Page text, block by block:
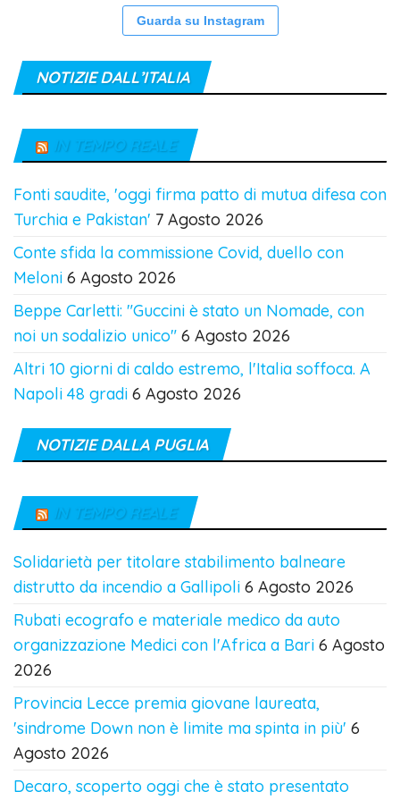
Guarda su Instagram
NOTIZIE DALL’ITALIA
IN TEMPO REALE
Fonti saudite, 'oggi firma patto di mutua difesa con
Turchia e Pakistan' 7 Agosto 2026
Conte sfida la commissione Covid, duello con
Meloni 6 Agosto 2026
Beppe Carletti: "Guccini è stato un Nomade, con
noi un sodalizio unico" 6 Agosto 2026
Altri 10 giorni di caldo estremo, l'Italia soffoca. A
Napoli 48 gradi 6 Agosto 2026
NOTIZIE DALLA PUGLIA
IN TEMPO REALE
Solidarietà per titolare stabilimento balneare
distrutto da incendio a Gallipoli 6 Agosto 2026
Rubati ecografo e materiale medico da auto
organizzazione Medici con l'Africa a Bari 6 Agosto
2026
Provincia Lecce premia giovane laureata,
'sindrome Down non è limite ma spinta in più' 6
Agosto 2026
Decaro, scoperto oggi che è stato presentato